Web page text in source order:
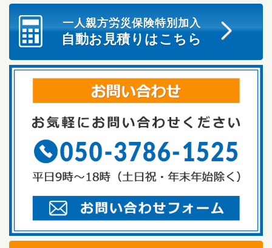
一人親方労災保険特別加入
自動お見積りはこちら